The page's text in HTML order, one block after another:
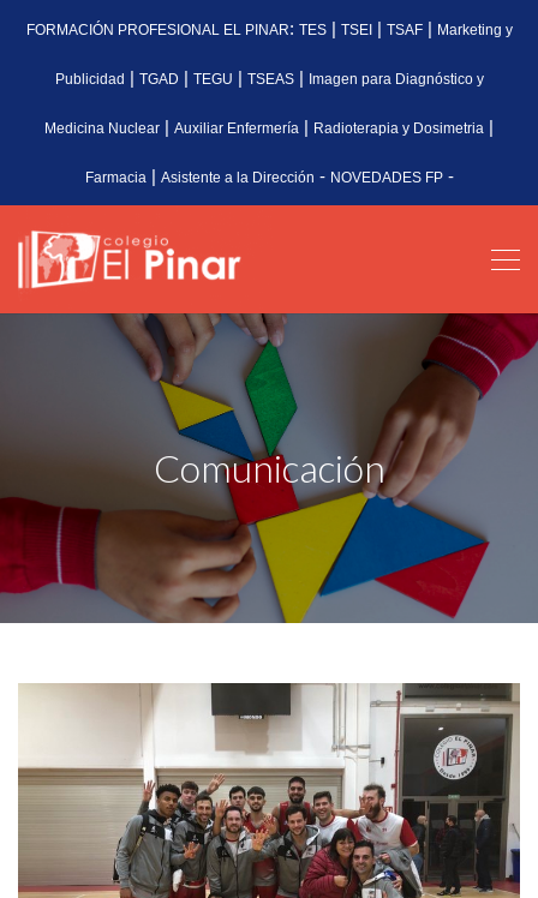
FORMACIÓN PROFESIONAL EL PINAR: TES| TSEI| TSAF| Marketing y
Publicidad | TGAD | TEGU | TSEAS| Imagen para Diagnóstico y
Medicina Nuclear | Auxiliar Enfermería | Radioterapia y Dosimetria |
Farmacia | Asistente a la Dirección - NOVEDADES FP-
Comunicación